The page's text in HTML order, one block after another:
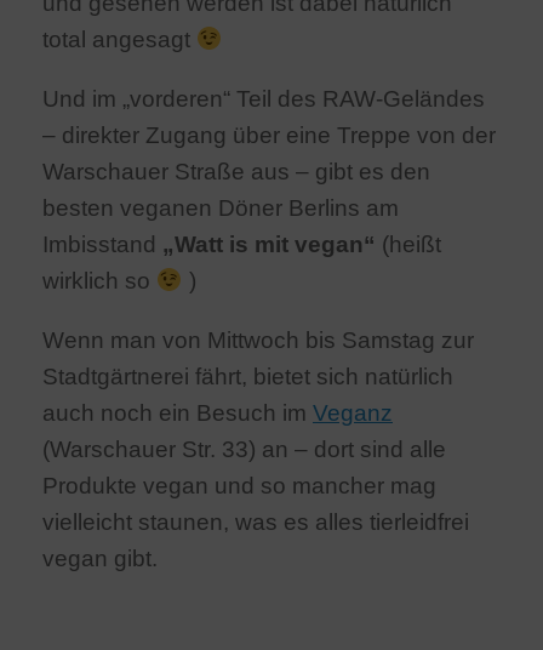
total angesagt
Und im „vorderen“ Teil des RAW-Geländes
– direkter Zugang über eine Treppe von der
Warschauer Straße aus – gibt es den
besten veganen Döner Berlins am
Imbisstand „Watt is mit vegan“ (heißt
wirklich so
)
Wenn man von Mittwoch bis Samstag zur
Stadtgärtnerei fährt, bietet sich natürlich
auch noch ein Besuch im Veganz
(Warschauer Str. 33) an – dort sind alle
Produkte vegan und so mancher mag
vielleicht staunen, was es alles tierleidfrei
vegan gibt.